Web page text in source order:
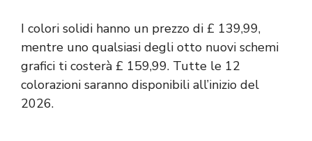
I colori solidi hanno un prezzo di £ 139,99,
mentre uno qualsiasi degli otto nuovi schemi
grafici ti costerà £ 159,99. Tutte le 12
colorazioni saranno disponibili all’inizio del
2026.